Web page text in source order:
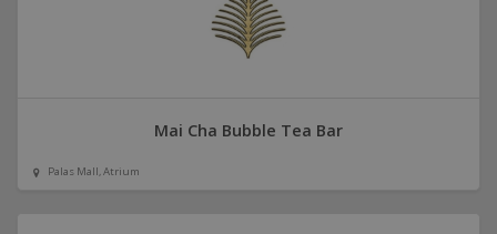
Mai Cha Bubble Tea Bar
Palas Mall, Atrium